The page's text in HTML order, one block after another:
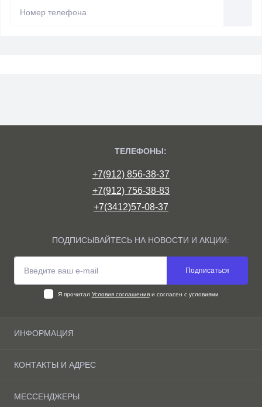
ТЕЛЕФОНЫ:
+7(912) 856-38-37
+7(912) 756-38-83
+7(3412)57-08-37
ПОДПИСЫВАЙТЕСЬ НА НОВОСТИ И АКЦИИ:
Подписаться
Я прочитал Условия соглашенияи согласен с условиями
ИНФОРМАЦИЯ
Доставка и оплата Ижевске
Связаться с нами
КОНТАКТЫ И АДРЕС
МЕССЕНДЖЕРЫ